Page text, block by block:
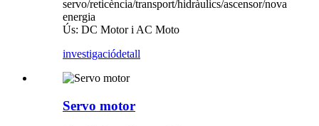
servo/reticència/transport/hidràulics/ascensor/nova
energia
Ús: DC Motor i AC Moto
investigaciódetall
Servo motor